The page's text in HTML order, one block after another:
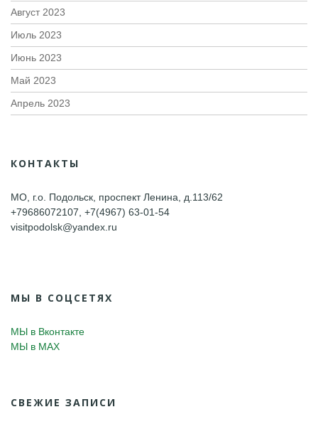
Август 2023
Июль 2023
Июнь 2023
Май 2023
Апрель 2023
КОНТАКТЫ
МО, г.о. Подольск, проспект Ленина, д.113/62
+79686072107, +7(4967) 63-01-54
visitpodolsk@yandex.ru
МЫ В СОЦСЕТЯХ
МЫ в Вконтакте
МЫ в MAX
СВЕЖИЕ ЗАПИСИ